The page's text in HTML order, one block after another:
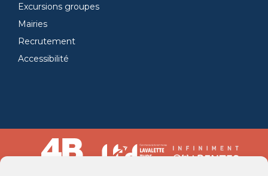
Excursions groupes
Mairies
Recrutement
Accessibilité